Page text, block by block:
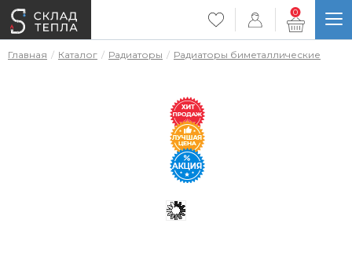
0
Главная Каталог Радиаторы Радиаторы биметаллические